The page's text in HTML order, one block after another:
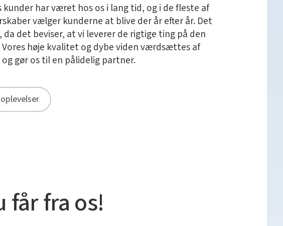
kunder har været hos os i lang tid, og i de fleste af
vælger kunderne at blive der år efter år. Det
da det beviser, at vi leverer de rigtige ting på den
Vores høje kvalitet og dybe viden værdsættes af
gør os til en pålidelig partner.
får fra os!